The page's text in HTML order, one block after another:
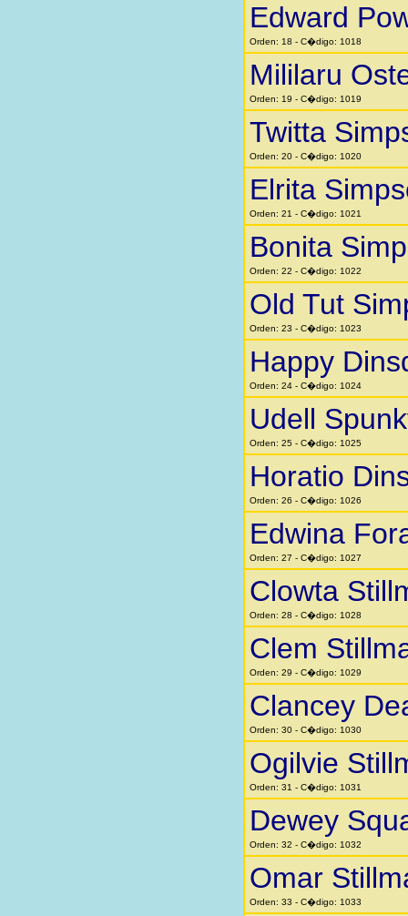
Edward
Orden: 18 - C�digo: 1018
Mililaru
Orden: 19 - C�digo: 1019
Twitta
Orden: 20 - C�digo: 1020
Elrita
Orden: 21 - C�digo: 1021
Bonita
Orden: 22 - C�digo: 1022
Old Tut
Orden: 23 - C�digo: 1023
Happy
Orden: 24 - C�digo: 1024
Udell
Orden: 25 - C�digo: 1025
Horatio
Orden: 26 - C�digo: 1026
Edwina
Orden: 27 - C�digo: 1027
Clowta
Orden: 28 - C�digo: 1028
Clem
Orden: 29 - C�digo: 1029
Clancey
Orden: 30 - C�digo: 1030
Ogilvie
Orden: 31 - C�digo: 1031
Dewey
Orden: 32 - C�digo: 1032
Omar
Orden: 33 - C�digo: 1033